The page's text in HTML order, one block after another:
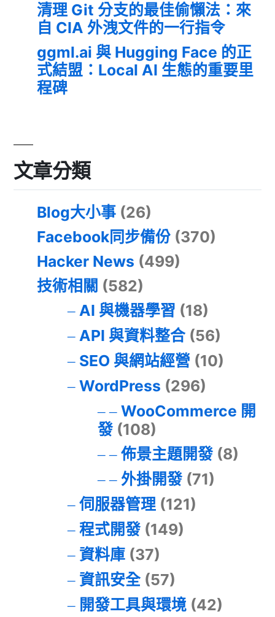
清理 Git 分支的最佳偷懶法：來
自 CIA 外洩文件的一行指令
ggml.ai 與 Hugging Face 的正
式結盟：Local AI 生態的重要里
程碑
文章分類
Blog大小事 (26)
Facebook同步備份 (370)
Hacker News (499)
技術相關 (582)
AI 與機器學習 (18)
API 與資料整合(56)
SEO 與網站經營 (10)
WordPress (296)
WooCommerce 開
發(108)
佈景主題開發(8)
外掛開發(71)
伺服器管理(121)
程式開發(149)
資料庫(37)
資訊安全(57)
開發工具與環境(42)